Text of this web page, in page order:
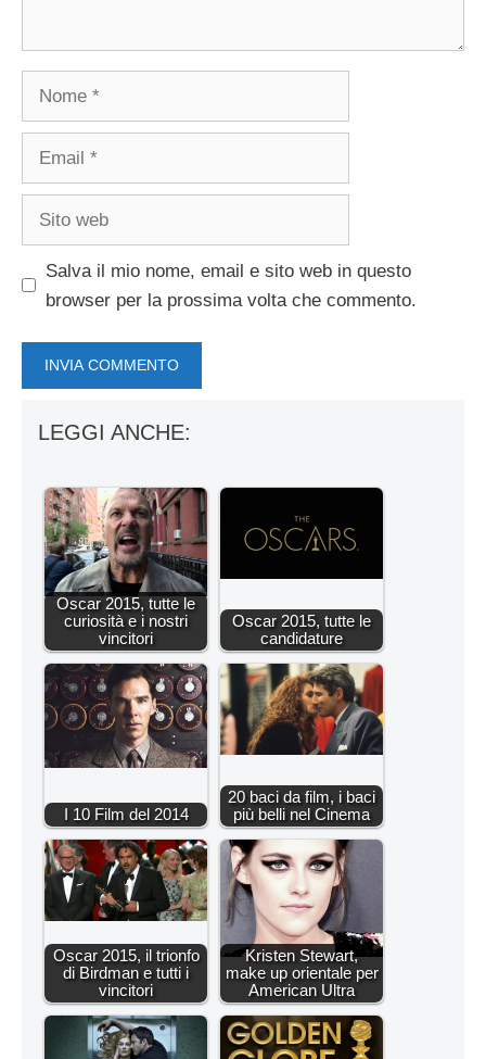
Salva il mio nome, email e sito web in questo
browser per la prossima volta che commento.
LEGGI ANCHE:
Oscar 2015, tutte le
curiosità e i nostri
vincitori
Oscar 2015, tutte le
candidature
I 10 Film del 2014
20 baci da film, i baci
più belli nel Cinema
Oscar 2015, il trionfo
di Birdman e tutti i
vincitori
Kristen Stewart,
make up orientale per
American Ultra